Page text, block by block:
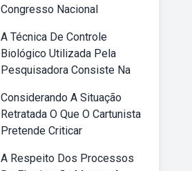
Congresso Nacional
A Técnica De Controle
Biológico Utilizada Pela
Pesquisadora Consiste Na
Considerando A Situação
Retratada O Que O Cartunista
Pretende Criticar
A Respeito Dos Processos